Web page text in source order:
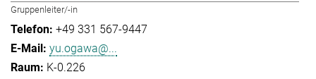
Gruppenleiter/-in
+49 331 567-9447
yu.ogawa@...
K-0.226